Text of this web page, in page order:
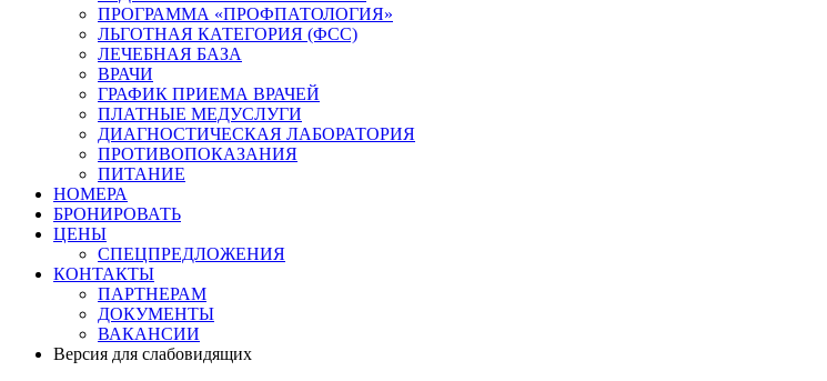
ПРОГРАММА «ПРОФПАТОЛОГИЯ»
ЛЬГОТНАЯ КАТЕГОРИЯ (ФСС)
ЛЕЧЕБНАЯ БАЗА
ВРАЧИ
ГРАФИК ПРИЕМА ВРАЧЕЙ
ПЛАТНЫЕ МЕДУСЛУГИ
ДИАГНОСТИЧЕСКАЯ ЛАБОРАТОРИЯ
ПРОТИВОПОКАЗАНИЯ
ПИТАНИЕ
НОМЕРА
БРОНИРОВАТЬ
ЦЕНЫ
СПЕЦПРЕДЛОЖЕНИЯ
КОНТАКТЫ
ПАРТНЕРАМ
ДОКУМЕНТЫ
ВАКАНСИИ
Версия для слабовидящих